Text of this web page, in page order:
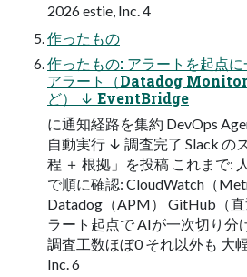
2026 estie, Inc. 4
作ったもの
作ったもの: アラートを起点
アラート（Datadog Monitor
ど） ↓ EventBridge
に通知経路を集約 DevOps
自動実行 ↓ 調査完了 Slack の
程 ＋ 根拠」を投稿 これまで:
で順に確認: CloudWatch（
Datadog（APM） GitHub（
ラート起点で AIが一次切り分
調査工数ほぼ0 それ以外も 大
Inc. 6